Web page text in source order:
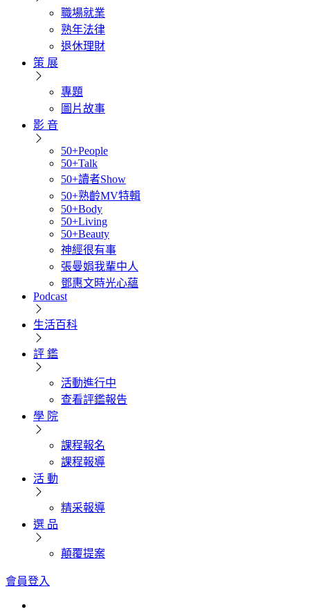
職場就業
熟年法律
退休理財
策 展
專題
圖片故事
影 音
50+People
50+Talk
50+讀者Show
50+熟齡MV特輯
50+Body
50+Living
50+Beauty
神經很有事
張曼娟我輩中人
鄧惠文時光心蘊
Podcast
生活百科
評 鑑
活動進行中
查看評鑑報告
學 院
課程報名
課程報導
活 動
精采報導
選 品
顛覆提案
會員登入